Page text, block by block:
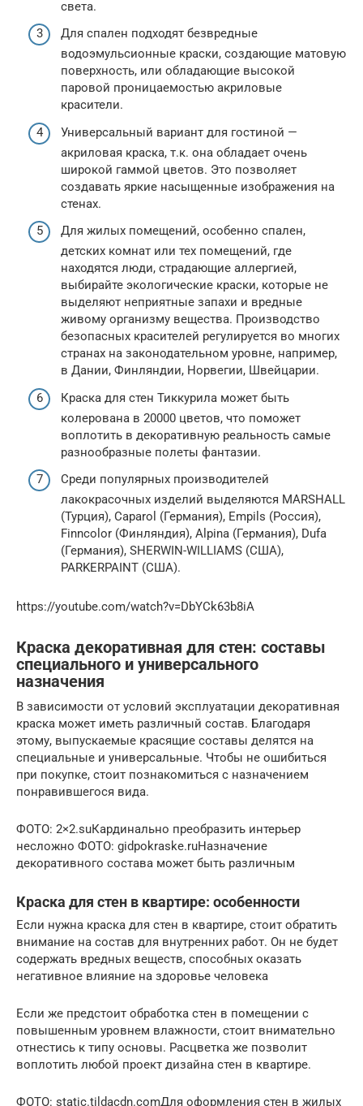
света.
Для спален подходят безвредные
водоэмульсионные краски, создающие матовую
поверхность, или обладающие высокой
паровой проницаемостью акриловые
красители.
Универсальный вариант для гостиной —
акриловая краска, т.к. она обладает очень
широкой гаммой цветов. Это позволяет
создавать яркие насыщенные изображения на
стенах.
Для жилых помещений, особенно спален,
детских комнат или тех помещений, где
находятся люди, страдающие аллергией,
выбирайте экологические краски, которые не
выделяют неприятные запахи и вредные
живому организму вещества. Производство
безопасных красителей регулируется во многих
странах на законодательном уровне, например,
в Дании, Финляндии, Норвегии, Швейцарии.
Краска для стен Тиккурила может быть
колерована в 20000 цветов, что поможет
воплотить в декоративную реальность самые
разнообразные полеты фантазии.
Среди популярных производителей
лакокрасочных изделий выделяются MARSHALL
(Турция), Caparol (Германия), Empils (Россия),
Finncolor (Финляндия), Alpina (Германия), Dufa
(Германия), SHERWIN-WILLIAMS (США),
PARKERPAINT (США).
https://youtube.com/watch?v=DbYCk63b8iA
Краска декоративная для стен: составы
специального и универсального
назначения
В зависимости от условий эксплуатации декоративная
краска может иметь различный состав. Благодаря
этому, выпускаемые красящие составы делятся на
специальные и универсальные. Чтобы не ошибиться
при покупке, стоит познакомиться с назначением
понравившегося вида.
ФОТО: 2×2.suКардинально преобразить интерьер
несложно ФОТО: gidpokraske.ruНазначение
декоративного состава может быть различным
Краска для стен в квартире: особенности
Если нужна краска для стен в квартире, стоит обратить
внимание на состав для внутренних работ. Он не будет
содержать вредных веществ, способных оказать
негативное влияние на здоровье человека
Если же предстоит обработка стен в помещении с
повышенным уровнем влажности, стоит внимательно
отнестись к типу основы. Расцветка же позволит
воплотить любой проект дизайна стен в квартире.
ФОТО: static.tildacdn.comДля оформления стен в жилых